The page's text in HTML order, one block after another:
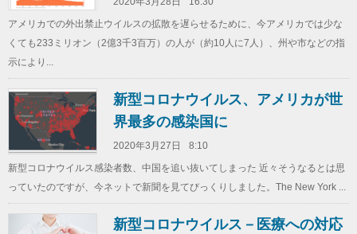
アメリカでの外出禁止ウイルスの拡散を遅らせるために、今アメリカでは少な
くても233ミリオン（2億3千3百万）の人が（約10人に7人）、州や市などの指
示により...
新型コロナウイルス、アメリカが世
界最多の感染国に
2020年3月27日
8:10
新型コロナウイルス感染者数、中国を追い抜いてしまった 近々そうなるとは思
っていたのですが、今ネットで新聞を見てびっくりしました。The New York ...
新型コロナウイルス－医療への対応